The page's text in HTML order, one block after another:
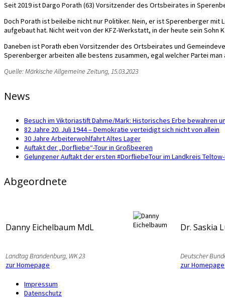
Seit 2019 ist Dargo Porath (63) Vorsitzender des Ortsbeirates in
Doch Porath ist beileibe nicht nur Politiker. Nein, er ist Sperenberger
aufgebaut hat. Nicht weit von der KFZ-Werkstatt, in der heute sein
Daneben ist Porath eben Vorsitzender des Ortsbeirates und
Sperenberger arbeiten alle bestens zusammen, egal welcher Partei
Quelle: Märkische Allgemeine Zeitung, 15.03.2023
News
Besuch im Viktoriastift Dahme/Mark: Historisches Erbe bewahren
82 Jahre 20. Juli 1944 – Demokratie verteidigt sich nicht von allein
30 Jahre Arbeiterwohlfahrt Altes Lager
Auftakt der „Dorfliebe“-Tour in Großbeeren
Gelungener Auftakt der ersten #DorfliebeTour im Landkreis
Abgeordnete
Danny Eichelbaum MdL
Landtag Brandenburg, WK 23
zur Homepage
Dr. Saskia
Deutscher
zur Homepage
Impressum
Datenschutz